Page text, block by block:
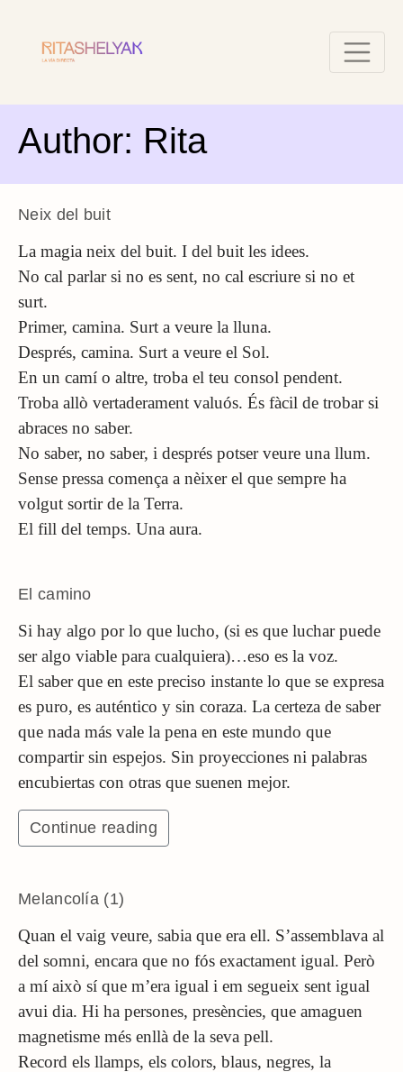
Author: Rita
Neix del buit
La magia neix del buit. I del buit les idees.
No cal parlar si no es sent, no cal escriure si no et
surt.
Primer, camina. Surt a veure la lluna.
Després, camina. Surt a veure el Sol.
En un camí o altre, troba el teu consol pendent.
Troba allò vertaderament valuós. És fàcil de trobar si
abraces no saber.
No saber, no saber, i després potser veure una llum.
Sense pressa comença a nèixer el que sempre ha
volgut sortir de la Terra.
El fill del temps. Una aura.
El camino
Si hay algo por lo que lucho, (si es que luchar puede
ser algo viable para cualquiera)…eso es la voz.
El saber que en este preciso instante lo que se expresa
es puro, es auténtico y sin coraza. La certeza de saber
que nada más vale la pena en este mundo que
compartir sin espejos. Sin proyecciones ni palabras
encubiertas con otras que suenen mejor.
Continue reading
Melancolía (1)
Quan el vaig veure, sabia que era ell. S’assemblava al
del somni, encara que no fós exactament igual. Però
a mí això sí que m’era igual i em segueix sent igual
avui dia. Hi ha persones, presències, que amaguen
magnetisme més enllà de la seva pell.
Record els llamps, els colors, blaus, negres, la